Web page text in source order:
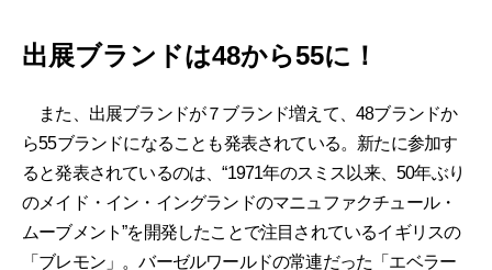
出展ブランドは48から55に！
また、出展ブランドが７ブランド増えて、48ブランドか
ら55ブランドになることも発表されている。新たに参加す
ると発表されているのは、“1971年のスミス以来、50年ぶり
のメイド・イン・イングランドのマニュファクチュール・
ムーブメント”を開発したことで注目されているイギリスの
「ブレモン」。バーゼルワールドの常連だった「エベラー